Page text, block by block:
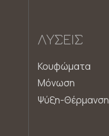
ΛΎΣΕΙΣ
Κουφώματα
Μόνωση
Ψύξη-Θέρμανση